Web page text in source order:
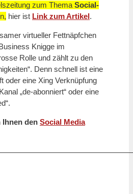
zum Thema Social-
hier ist Link zum Artikel.
virtueller Fettnäpfchen
Knigge im
Rolle und zählt zu den
Denn schnell ist eine
oder eine Xing Verknüpfung
„de-abonniert“ oder eine
Ihnen den Social Media